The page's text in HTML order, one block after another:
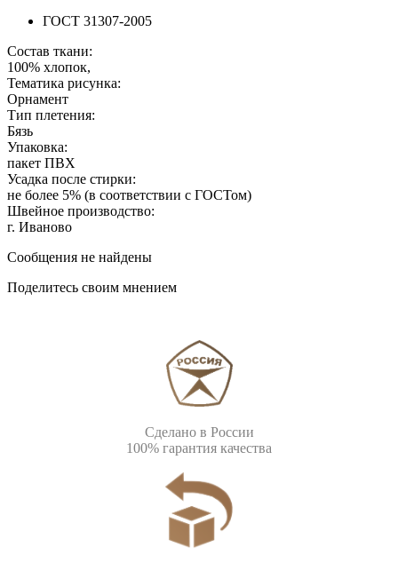
ГОСТ 31307-2005
Состав ткани:
100% хлопок,
Тематика рисунка:
Орнамент
Тип плетения:
Бязь
Упаковка:
пакет ПВХ
Усадка после стирки:
не более 5% (в соответствии с ГОСТом)
Швейное производство:
г. Иваново
Сообщения не найдены
Поделитесь своим мнением
Сделано в России
100% гарантия качества